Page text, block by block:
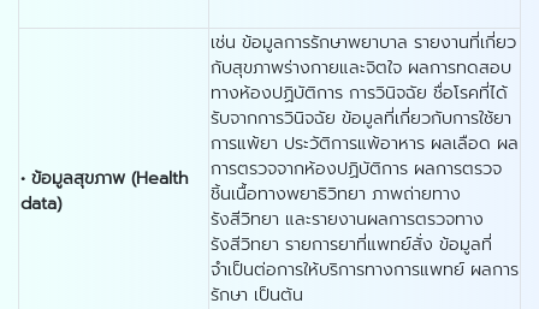
• ข้อมูลสุขภาพ (Health
data)
เช่น ข้อมูลการรักษาพยาบาล รายงานที่เกี่ยว
กับสุขภาพร่างกายและจิตใจ ผลการทดสอบ
ทางห้องปฏิบัติการ การวินิจฉัย ชื่อโรคที่ได้
รับจากการวินิจฉัย ข้อมูลที่เกี่ยวกับการใช้ยา
การแพ้ยา ประวัติการแพ้อาหาร ผลเลือด ผล
การตรวจจากห้องปฏิบัติการ ผลการตรวจ
ชิ้นเนื้อทางพยาธิวิทยา ภาพถ่ายทาง
รังสีวิทยา และรายงานผลการตรวจทาง
รังสีวิทยา รายการยาที่แพทย์สั่ง ข้อมูลที่
จำเป็นต่อการให้บริการทางการแพทย์ ผลการ
รักษา เป็นต้น